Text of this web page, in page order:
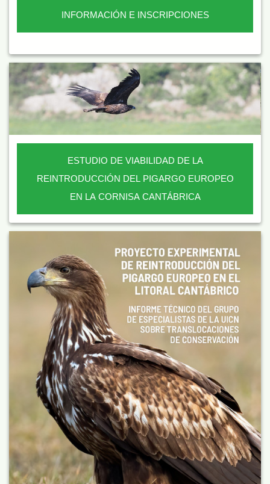
INFORMACIÓN E INSCRIPCIONES
ESTUDIO DE VIABILIDAD DE LA
REINTRODUCCIÓN DEL PIGARGO EUROPEO
EN LA CORNISA CANTÁBRICA